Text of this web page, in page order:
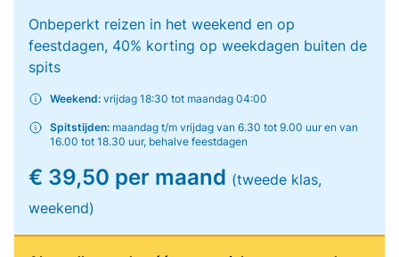
Onbeperkt reizen in het weekend en op
feestdagen, 40% korting op weekdagen buiten de
spits
Weekend: vrijdag 18:30 tot maandag 04:00
Spitstijden: maandag t/m vrijdag van 6.30 tot 9.00 uur en van
16.00 tot 18.30 uur, behalve feestdagen
€ 39,50 per maand (tweede klas,
weekend)